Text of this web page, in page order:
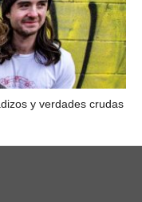
y verdades crudas